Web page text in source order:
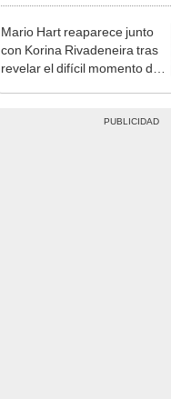
Mario Hart reaparece junto
con Korina Rivadeneira tras
revelar el difícil momento de